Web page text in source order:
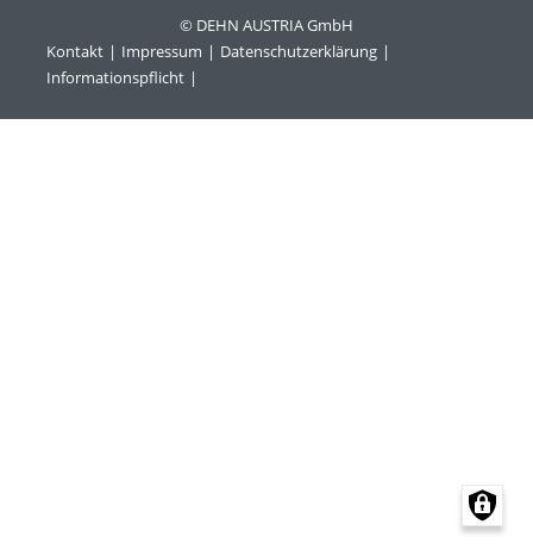
Kontakt Impressum
Datenschutzerklärung
Informationspflicht
© DEHN AUSTRIA GmbH